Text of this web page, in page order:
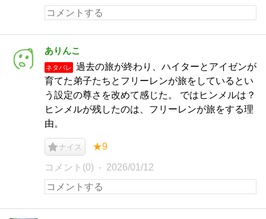
ありんこ
ネタバレ
過去の旅が終わり、ハイターとアイゼンが
育てた弟子たちとフリーレンが旅をしているとい
う設定の尊さを改めて感じた。 ではヒンメルは？
ヒンメルが残したのは、フリーレンが旅をする理
由。
ナイス ★9
コメント(0) 2026/01/12